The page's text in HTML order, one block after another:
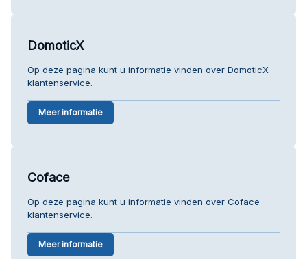
DomoticX
Op deze pagina kunt u informatie vinden over DomoticX
klantenservice.
Meer informatie
Coface
Op deze pagina kunt u informatie vinden over Coface
klantenservice.
Meer informatie